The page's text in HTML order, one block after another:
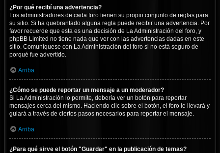
¿Por qué recibí una advertencia?
Los administradores de cada foro tienen su propio conjunto de reglas para
su sitio. Si ha quebrantado alguna regla puede recibir una advertencia. Por
favor recuerde que esta es una decisión de La Administración del foro, y
phpBB Limited no tiene nada que ver con las advertencias dadas en este
sitio. Comuníquese con La Administración del foro si no está seguro de
porqué fue advertido.
Arriba
¿Cómo se puede reportar un mensaje a un moderador?
Si La Administración lo permite, debería ver un botón para reportar
mensajes cerca del mismo. Haciendo clic sobre el botón, el foro le llevará y
guiará a través de ciertos pasos necesarios para reportar el mensaje.
Arriba
¿Para qué sirve el botón "Guardar" en la publicación de temas?